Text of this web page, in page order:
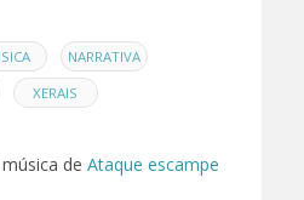
, NARRATIVA ,
XERAIS
de Ataque escampe